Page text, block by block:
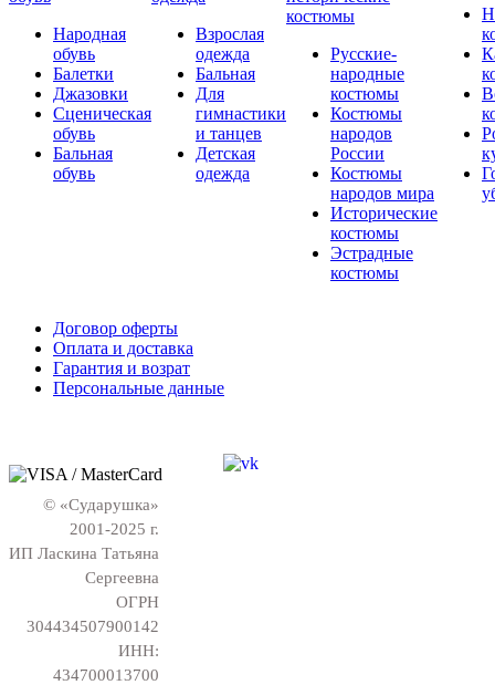
Народная
обувь
Балетки
Джазовки
Сценическая
обувь
Бальная
обувь
Взрослая
одежда
Бальная
Для
гимнастики
и танцев
Детская
одежда
костюмы
Русские-
народные
костюмы
Костюмы
народов
России
Костюмы
народов мира
Исторические
костюмы
Эстрадные
костюмы
Договор оферты
Оплата и доставка
Гарантия и возрат
Персональные данные
© «Сударушка»
2001-2025 г.
ИП Ласкина Татьяна
Сергеевна
ОГРН
304434507900142
ИНН:
434700013700